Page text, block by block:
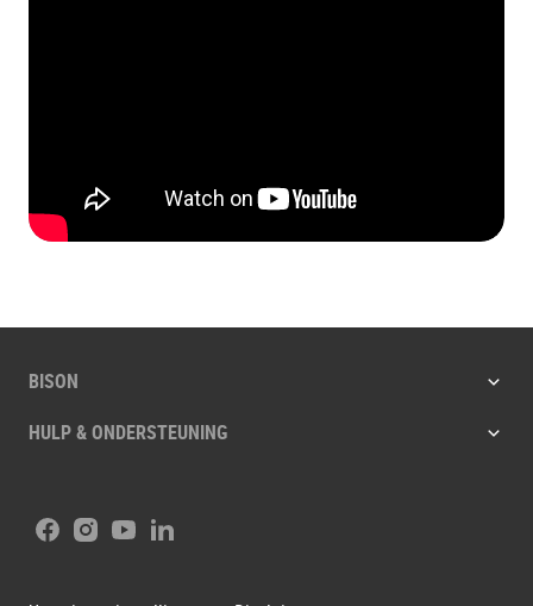
BISON
HULP & ONDERSTEUNING
Facebook
Instagram
YoutubeLinkedIn